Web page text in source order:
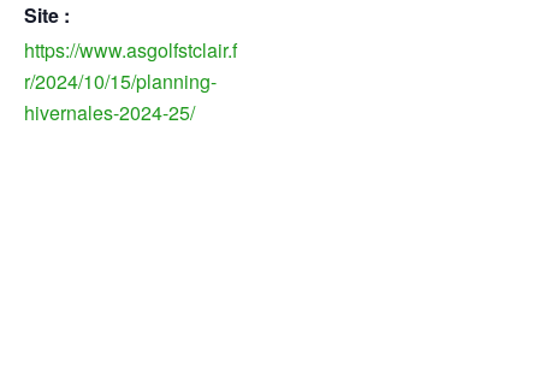
Site :
https://www.asgolfstclair.f
r/2024/10/15/planning-
hivernales-2024-25/